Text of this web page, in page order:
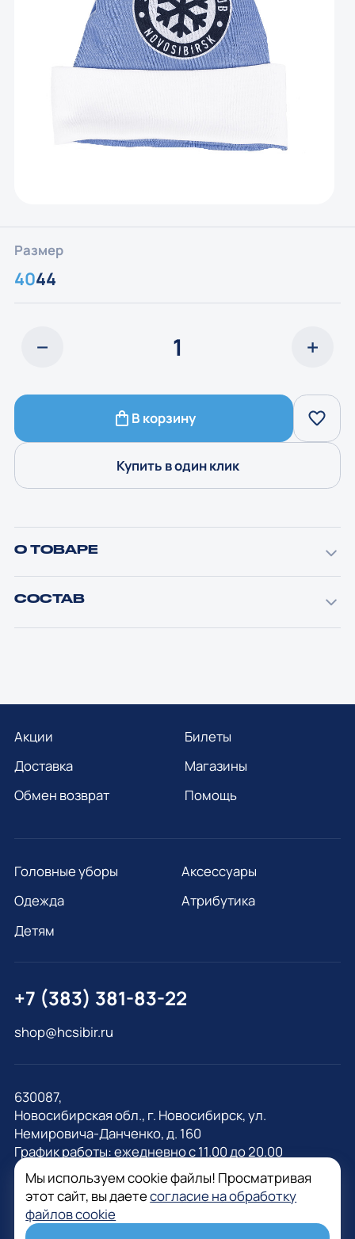
Размер
4044
В корзину
Купить в один клик
О ТОВАРЕ
СОСТАВ
Акции
Доставка
Обмен возврат
Билеты
Магазины
Помощь
Головные уборы
Одежда
Детям
Аксессуары
Атрибутика
+7 (383) 381-83-22
shop@hcsibir.ru
630087,
Новосибирская обл., г. Новосибирск, ул.
Немировича-Данченко, д. 160
График работы: ежедневно с 11.00 до 20.00
Мы используем cookie файлы! Просматривая
этот сайт, вы даетесогласие на обработку
файлов cookie